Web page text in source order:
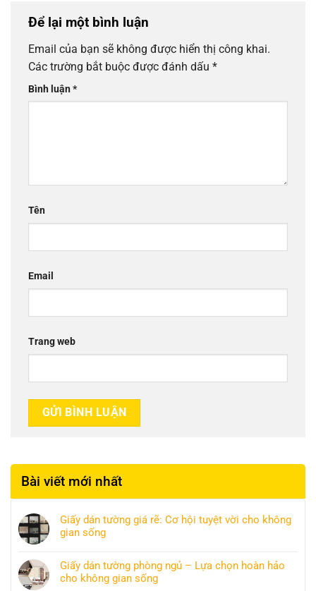
Để lại một bình luận
Email của bạn sẽ không được hiển thị công khai.
Các trường bắt buộc được đánh dấu *
Bình luận*
Tên
Email
Trang web
Bài viết mới nhất
Giấy dán tường giá rẽ: Cơ hội tuyệt vời cho không
gian sống
Giấy dán tường phòng ngủ – Lựa chọn hoàn hảo
cho không gian sống